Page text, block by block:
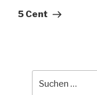
Beitrag
5 Cent